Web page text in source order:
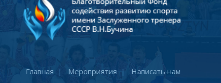
Главная Мероприятия Написать нам